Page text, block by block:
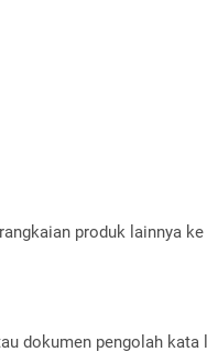
produk lainnya ke
dokumen pengolah